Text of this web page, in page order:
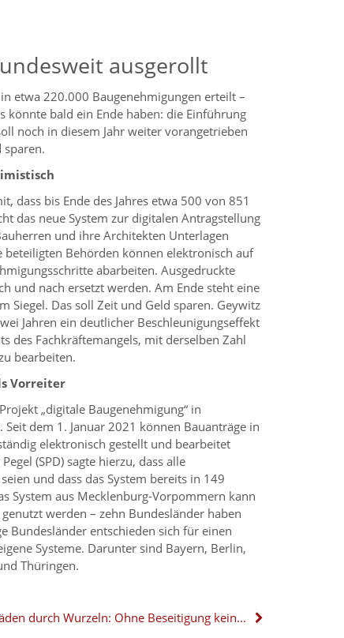
ausgerollt
etwa 220.000 Baugenehmigungen erteilt –
könnte bald ein Ende haben: die Einführung
noch in diesem Jahr weiter vorangetrieben
dass bis Ende des Jahres etwa 500 von 851
das neue System zur digitalen Antragstellung
und ihre Architekten Unterlagen
Behörden können elektronisch auf
abarbeiten. Ausgedruckte
und nach ersetzt werden. Am Ende steht eine
Siegel. Das soll Zeit und Geld sparen. Geywitz
Jahren ein deutlicher Beschleunigungseffekt
des Fachkräftemangels, mit derselben Zahl
bearbeiten.
Vorreiter
„digitale Baugenehmigung“ in
dem 1. Januar 2021 können Bauanträge in
elektronisch gestellt und bearbeitet
(SPD) sagte hierzu, dass alle
und dass das System bereits in 149
System aus Mecklenburg-Vorpommern kann
werden – zehn Bundesländer haben
Bundesländer entschieden sich für einen
Systeme. Darunter sind Bayern, Berlin,
Thüringen.
Schäden durch Wurzeln: Ohne Beseitigung keine Zahlung